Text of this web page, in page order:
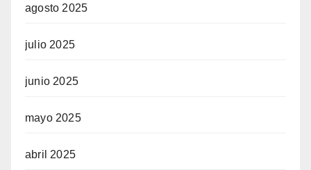
agosto 2025
julio 2025
junio 2025
mayo 2025
abril 2025